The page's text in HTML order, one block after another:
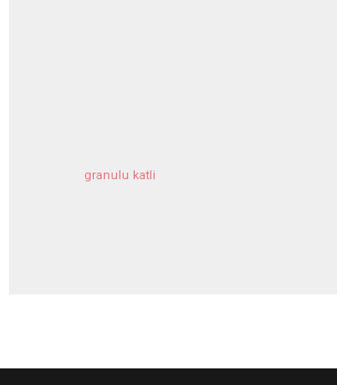
granulu katli